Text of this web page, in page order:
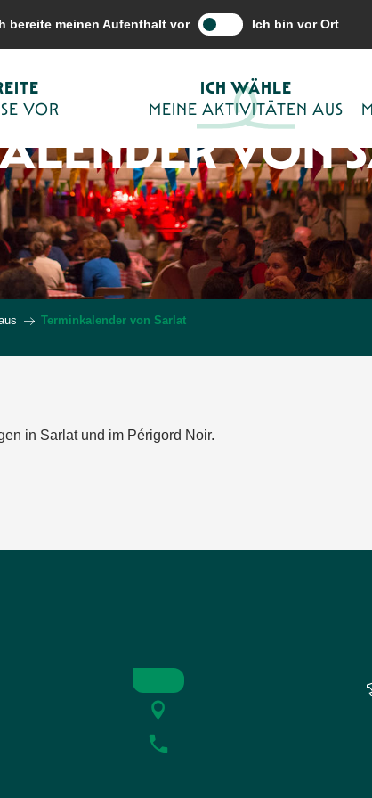
bereite meinen Aufenthalt vor Ich bin vor Ort
VOR
ICH WÄHLE
MEINE AKTIVITÄTEN AUS
VON
Terminkalender von Sarlat
in Sarlat und im Périgord Noir.